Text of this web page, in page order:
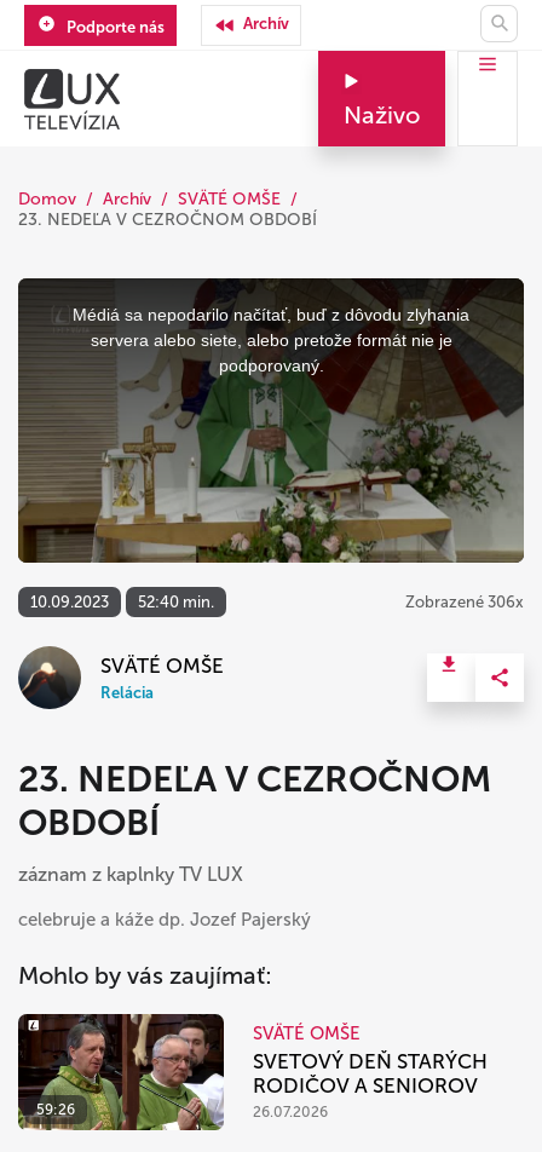
Podporte nás Archív
Naživo
Domov Archív
SVÄTÉ OMŠE
23. NEDEĽA V CEZROČNOM OBDOBÍ
This
window.
Médiá sa nepodarilo načítať, buď z dôvodu zlyhania
servera alebo siete, alebo pretože formát nie je
podporovaný.
10.09.2023 52:40 min. Zobrazené 306x
SVÄTÉ OMŠE
Relácia
23. NEDEĽA V CEZROČNOM
OBDOBÍ
záznam z kaplnky TV LUX
celebruje a káže dp. Jozef Pajerský
Mohlo by vás zaujímať:
59:26
SVÄTÉ OMŠE
SVETOVÝ DEŇ STARÝCH
RODIČOV A SENIOROV
26.07.2026